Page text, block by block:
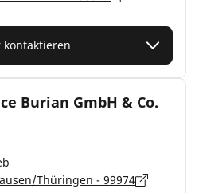
kontaktieren
Burian GmbH & Co.
Thüringen - 99974